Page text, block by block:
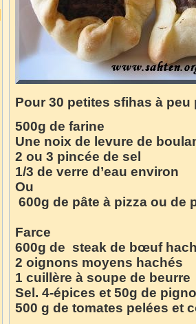
Pour 30 petites sfihas à
500g de farine
Une noix de levure de
2 ou 3 pincée de sel
1/3 de verre d’eau environ
Ou
600g de pâte à pizza ou de
Farce
600g de steak de bœuf
2 oignons moyens hachés
1 cuillère à soupe de beurre
Sel. 4-épices et 50g de
500 g de tomates pelées et